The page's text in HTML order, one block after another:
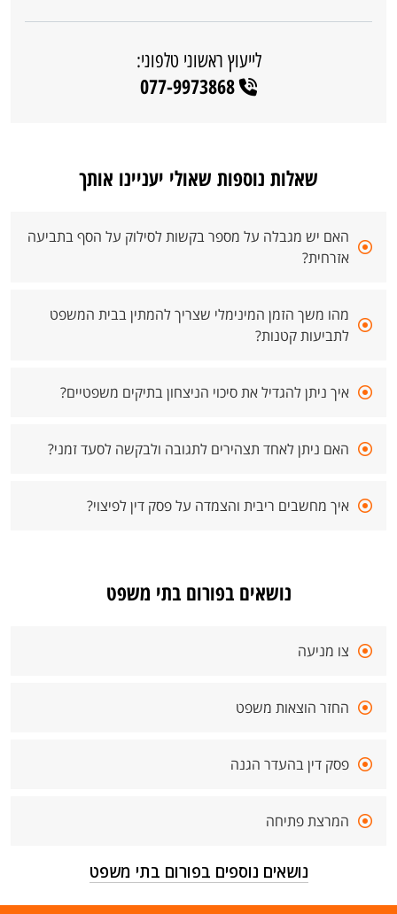
לייעוץ ראשוני טלפוני:
077-9973868
שאלות נוספות שאולי יעניינו אותך
האם יש מגבלה על מספר בקשות לסילוק על הסף בתביעה
אזרחית?
מהו משך הזמן המינימלי שצריך להמתין בבית המשפט
לתביעות קטנות?
איך ניתן להגדיל את סיכוי הניצחון בתיקים משפטיים?
האם ניתן לאחד תצהירים לתגובה ולבקשה לסעד זמני?
איך מחשבים ריבית והצמדה על פסק דין לפיצוי?
נושאים בפורום בתי משפט
צו מניעה
החזר הוצאות משפט
פסק דין בהעדר הגנה
המרצת פתיחה
נושאים נוספים בפורום בתי משפט